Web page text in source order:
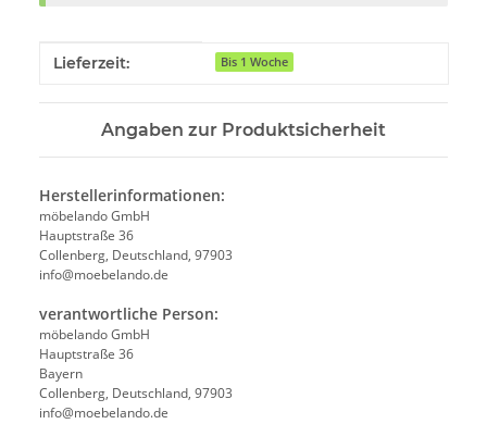
Produkteigenschaft
Wert
Lieferzeit: Bis 1 Woche
Angaben zur Produktsicherheit
Herstellerinformationen:
möbelando GmbH
Hauptstraße 36
Collenberg, Deutschland, 97903
info@moebelando.de
verantwortliche Person:
möbelando GmbH
Hauptstraße 36
Bayern
Collenberg, Deutschland, 97903
info@moebelando.de